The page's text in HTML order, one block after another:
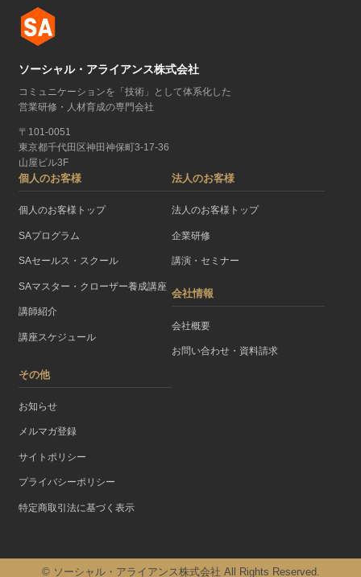
ソーシャル・アライアンス株式会社
コミュニケーションを「技術」として体系化した
営業研修・人材育成の専門会社
〒101-0051
東京都千代田区神田神保町3-17-36
山屋ビル3F
個人のお客様
個人のお客様トップ
SAプログラム
SAセールス・スクール
SAマスター・クローザー養成講座
講師紹介
講座スケジュール
法人のお客様
法人のお客様トップ
企業研修
講演・セミナー
会社情報
会社概要
お問い合わせ・資料請求
その他
お知らせ
メルマガ登録
サイトポリシー
プライバシーポリシー
特定商取引法に基づく表示
© ソーシャル・アライアンス株式会社 All Rights Reserved.